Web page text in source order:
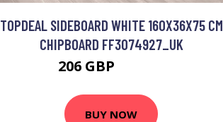
TOPDEAL SIDEBOARD WHITE 160X36X75 CM
CHIPBOARD FF3074927_UK
206 GBP
BUY NOW